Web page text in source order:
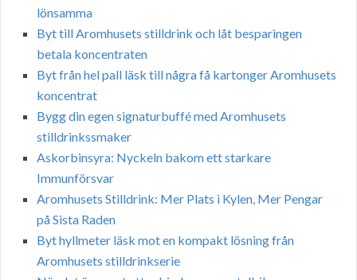
lönsamma
Byt till Aromhusets stilldrink och låt besparingen
betala koncentraten
Byt från hel pall läsk till några få kartonger Aromhusets
koncentrat
Bygg din egen signaturbuffé med Aromhusets
stilldrinkssmaker
Askorbinsyra: Nyckeln bakom ett starkare
Immunförsvar
Aromhusets Stilldrink: Mer Plats i Kylen, Mer Pengar
på Sista Raden
Byt hyllmeter läsk mot en kompakt lösning från
Aromhusets stilldrinkserie